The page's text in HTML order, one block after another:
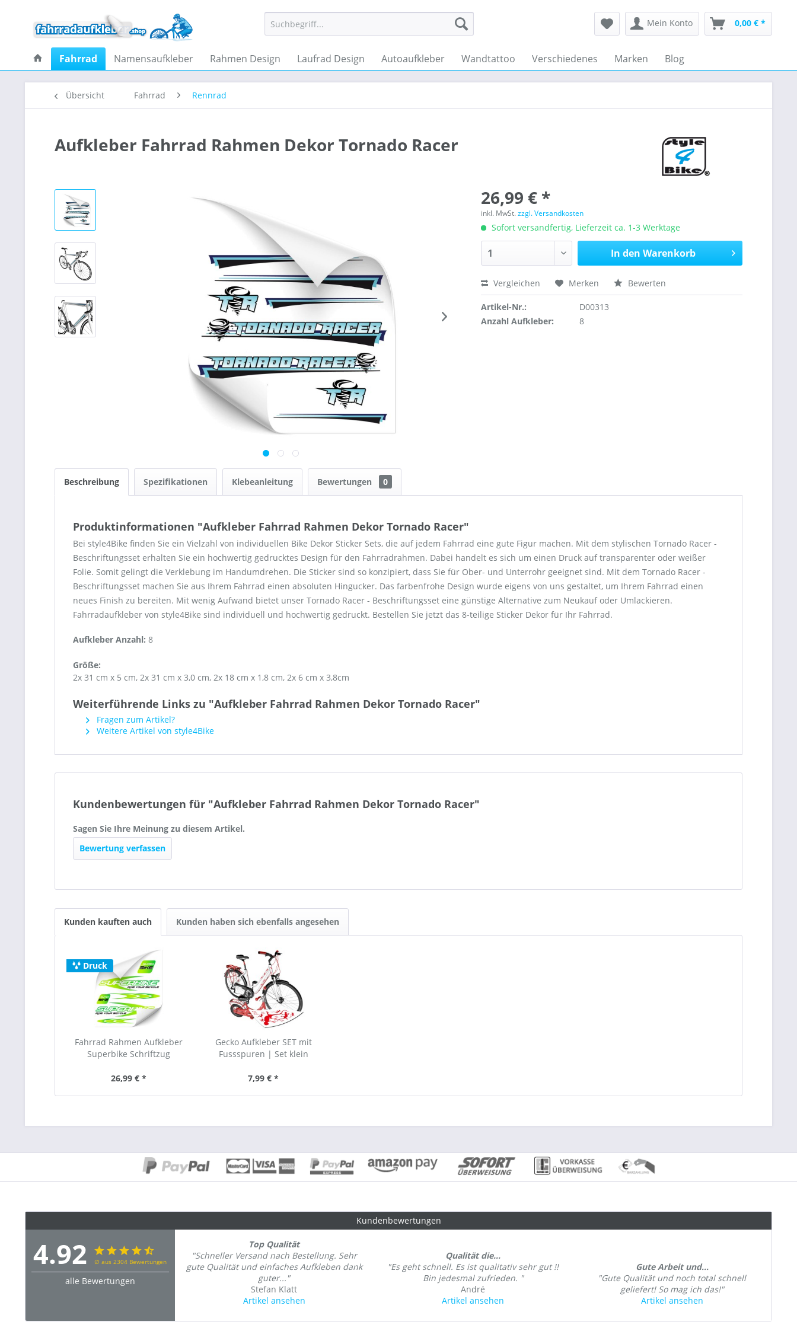
Mein Konto 0,00 € *
Fahrrad Namensaufkleber Rahmen Design Laufrad Design Autoaufkleber Wandtattoo Verschiedenes Marken Blog
Übersicht Fahrrad Rennrad
Aufkleber Fahrrad Rahmen Dekor Tornado Racer
26,99 € *
inkl. MwSt.zzgl. Versandkosten
Sofort versandfertig, Lieferzeit ca. 1-3 Werktage
In den Warenkorb
Vergleichen Merken Bewerten
Artikel-Nr.:
D00313
Anzahl Aufkleber:
8
Beschreibung Spezifikationen Klebeanleitung Bewertungen 0
Produktinformationen "Aufkleber Fahrrad Rahmen Dekor Tornado Racer"
Bei style4Bike finden Sie ein Vielzahl von individuellen Bike Dekor Sticker Sets, die auf jedem Fahrrad eine gute Figur machen. Mit dem stylischen Tornado Racer -
Beschriftungsset erhalten Sie ein hochwertig gedrucktes Design für den Fahrradrahmen. Dabei handelt es sich um einen Druck auf transparenter oder weißer
Folie. Somit gelingt die Verklebung im Handumdrehen. Die Sticker sind so konzipiert, dass Sie für Ober- und Unterrohr geeignet sind. Mit dem Tornado Racer -
Beschriftungsset machen Sie aus Ihrem Fahrrad einen absoluten Hingucker. Das farbenfrohe Design wurde eigens von uns gestaltet, um Ihrem Fahrrad einen
neues Finish zu bereiten. Mit wenig Aufwand bietet unser Tornado Racer - Beschriftungsset eine günstige Alternative zum Neukauf oder Umlackieren.
Fahrradaufkleber von style4Bike sind individuell und hochwertig gedruckt. Bestellen Sie jetzt das 8-teilige Sticker Dekor für Ihr Fahrrad.
Aufkleber Anzahl: 8
Größe:
2x 31 cm x 5 cm, 2x 31 cm x 3,0 cm, 2x 18 cm x 1,8 cm, 2x 6 cm x 3,8cm
Weiterführende Links zu "Aufkleber Fahrrad Rahmen Dekor Tornado Racer"
Fragen zum Artikel?
Weitere Artikel von style4Bike
Kundenbewertungen für "Aufkleber Fahrrad Rahmen Dekor Tornado Racer"
Sagen Sie Ihre Meinung zu diesem Artikel.
Bewertung verfassen
Kunden kauften auch Kunden haben sich ebenfalls angesehen
Druck
Fahrrad Rahmen Aufkleber
Superbike Schriftzug
26,99 € *
Gecko Aufkleber SET mit
Fussspuren | Set klein
7,99 € *
Kundenbewertungen
4.92∅ aus 2304 Bewertungen
alle Bewertungen
Top Qualität
"Schneller Versand nach Bestellung. Sehr
gute Qualität und einfaches Aufkleben dank
guter..."
Stefan Klatt
Artikel ansehen
Qualität die...
"Es geht schnell. Es ist qualitativ sehr gut !!
Bin jedesmal zufrieden. "
André
Artikel ansehen
Gute Arbeit und...
"Gute Qualität und noch total schnell
geliefert! So mag ich das!"
Artikel ansehen